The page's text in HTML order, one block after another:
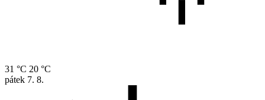
31 °C 20 °C
pátek 7. 8.